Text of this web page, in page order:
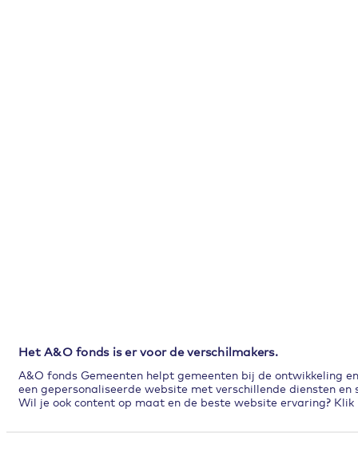
Het A&O fonds is er voor de verschilmakers.
A&O fonds Gemeenten helpt gemeenten bij de ontwikkeling
een gepersonaliseerde website met verschillende diensten
Wil je ook content op maat en de beste website ervaring?